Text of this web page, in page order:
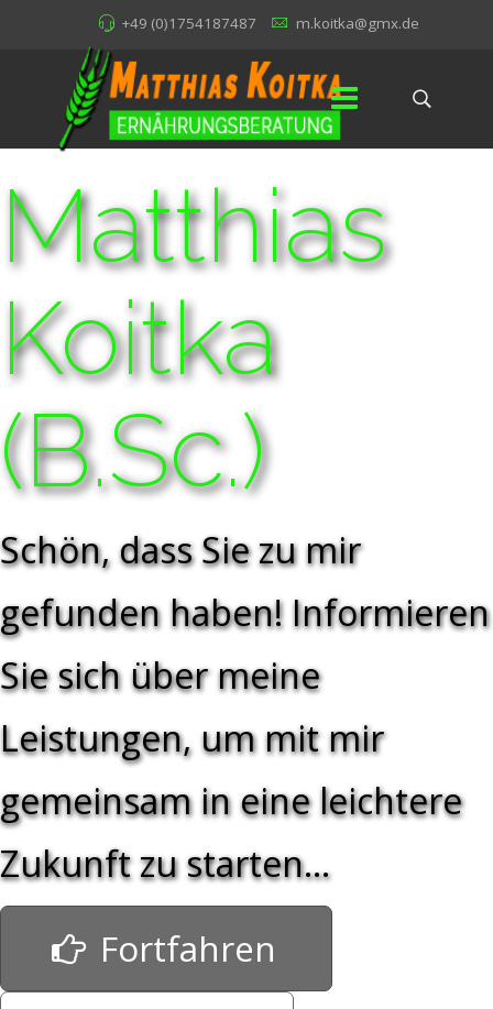
+49 (0)1754187487 m.koitka@gmx.de
Matthias
Koitka
(B.Sc.)
Schön, dass Sie zu mir
gefunden haben! Informieren
Sie sich über meine
Leistungen, um mit mir
gemeinsam in eine leichtere
Zukunft zu starten…
Fortfahren